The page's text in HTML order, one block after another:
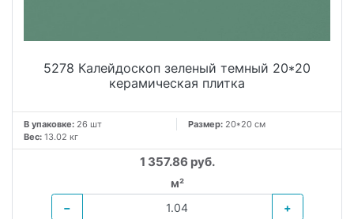
5278 Калейдоскоп зеленый темный 20*20
керамическая плитка
В упаковке: 26 шт Размер: 20*20 см
Вес: 13.02 кг
1 357.86 руб.
м²
−
+